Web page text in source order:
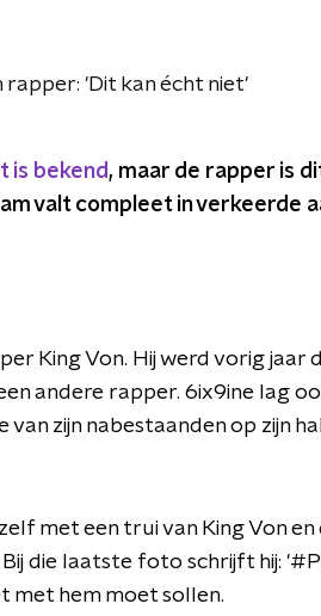
'Dit kan écht niet'
is bekend, maar de rapper is
valt compleet in verkeerde
King Von. Hij werd vorig jaar
andere rapper. 6ix9ine lag
zijn nabestaanden op zijn
met een trui van King Von
die laatste foto schrijft hij:
met hem moet sollen.